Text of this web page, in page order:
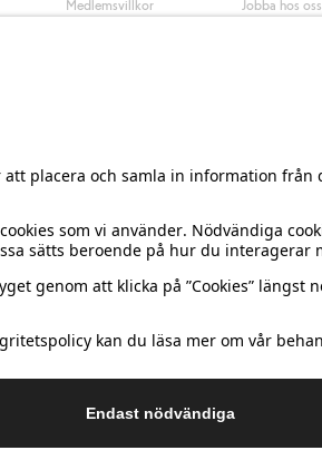
Medlemsvillkor
Jobba hos oss